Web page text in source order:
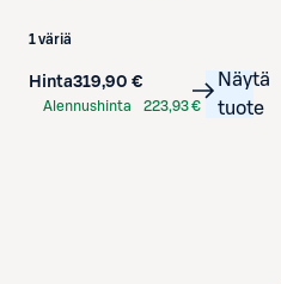
1 väriä
Hinta319,90 €
Alennushinta
223,93 €
Näytä
tuote